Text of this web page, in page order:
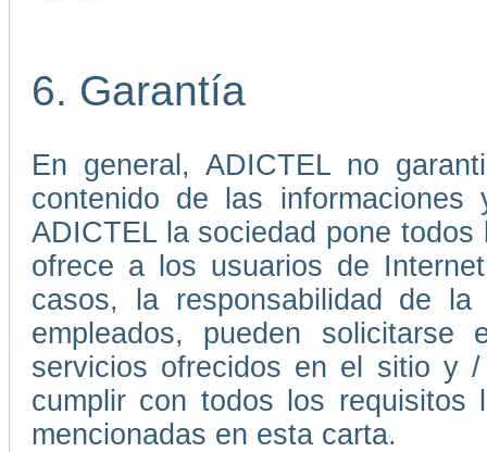
6. Garantía
En general, ADICTEL no
contenido de las
ADICTEL la sociedad pone
ofrece a los usuarios de
casos, la responsabilidad de
empleados, pueden
servicios ofrecidos en el sitio y
cumplir con todos los requisitos
mencionadas en esta carta.